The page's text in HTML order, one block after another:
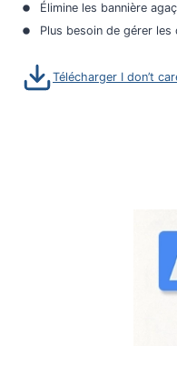
Élimine les bannière
Plus besoin de gérer les
Télécharger I don’t